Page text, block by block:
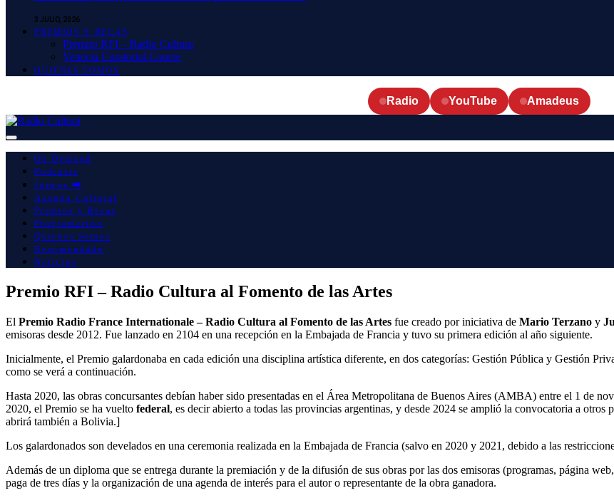
3 JULIO, 2026
PREMIOS Y BECAS
Premiio RFI – Radio Cultura
Venecia Curatorial Course
QUIENES SOMOS
Radio YouTube Amadeus
On Demand
Podcasts
Juegos ⮕
Agenda Cultural
Premios y Becas
Programación
Quienes Somos
Recomendado
Noticias
Premio RFI – Radio Cultura al Fomento de las Artes
El Premio Radio France Internationale – Radio Cultura al Fomento de las Artes fue creado por iniciativa de Mario Terzano y
emisoras desde 2012. Fue lanzado en 2104 en una recepción en la Embajada de Francia y tuvo su primera edición al año siguiente.
Inicialmente, el Premio galardonaba en cada edición una disciplina artística diferente, en dos categorías: Gestión Pública y Gestión
como se verá a continuación.
Hasta 2020, las obras concursantes debían haber sido presentadas en el Área Metropolitana de Buenos Aires (AMBA) entre el 1 de
2020, el Premio se ha vuelto federal, es decir abierto a todas las provincias argentinas, y desde 2024 se amplió la convocatoria a otros
abrirá también a Bolivia.]
Los galardonados son develados en una ceremonia realizada en la Embajada de Francia (salvo en 2020 y 2021, debido a las
Además de un diploma que se entrega durante la premiación y de la difusión de sus obras por las dos emisoras (programas, página
paga de tres días y la organización de una agenda de interés para el autor o representante de la obra ganadora.